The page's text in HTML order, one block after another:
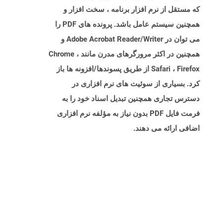
که مستقل از نرم افزار برنامه ، سخت افزار و
همچنین سیستم عامل باشد. پرونده های PDF را
می توان در Adobe Acrobat Reader/Writer و
همچنین در اکثر مرورگرهای مدرن مانند Chrome ،
Safari ، Firefox از طریق پسوندها/افزونه ها باز
کرد. بسیاری از سوئیت های نرم افزاری در
دسترس تجاری همچنین تبدیل اسناد خود را به
فرمت فایل PDF بدون نیاز به مؤلفه نرم افزاری
اضافی ارائه می دهند.